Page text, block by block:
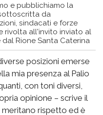
e pubblichiamo la
da
sindacati e forze
rivolta all'invito inviato al
Rione Santa Caterina
posizioni emerse
mia presenza al Palio
con toni diversi,
opinione – scrive il
meritano rispetto ed è